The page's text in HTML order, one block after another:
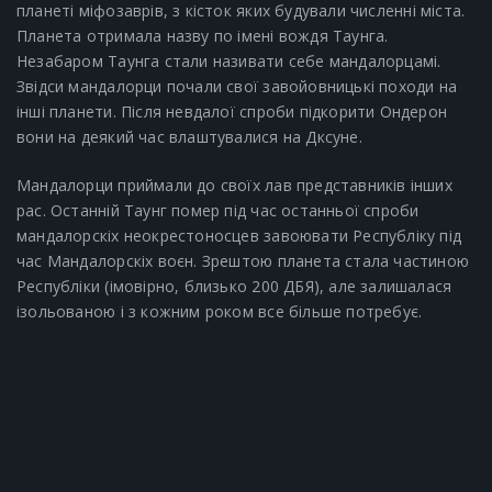
планеті міфозаврів, з кісток яких будували численні міста.
Планета отримала назву по імені вождя Таунга.
Незабаром Таунга стали називати себе мандалорцамі.
Звідси мандалорци почали свої завойовницькі походи на
інші планети. Після невдалої спроби підкорити Ондерон
вони на деякий час влаштувалися на Дксуне.
Мандалорци приймали до своїх лав представників інших
рас. Останній Таунг помер під час останньої спроби
мандалорскіх неокрестоносцев завоювати Республіку під
час Мандалорскіх воєн. Зрештою планета стала частиною
Республіки (імовірно, близько 200 ДБЯ), але залишалася
ізольованою і з кожним роком все більше потребує.